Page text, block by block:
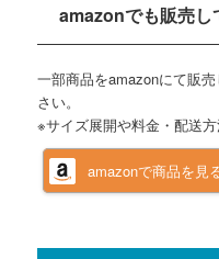
amazonでも販売し
一部商品をamazonにて販売
さい。
※サイズ展開や料金・配送方
amazonで商品を見